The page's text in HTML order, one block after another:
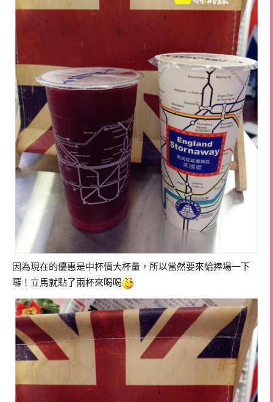
因為現在的優惠是中杯價大杯量，所以當然要來給捧場一下
囉！立馬就點了兩杯來喝喝